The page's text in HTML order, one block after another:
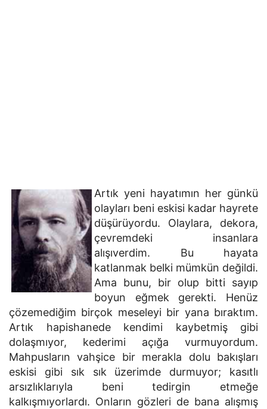
Artık yeni hayatımın her günkü
olayları beni eskisi kadar hayrete
düşürüyordu. Olaylara, dekora,
çevremdeki insanlara
alışıverdim. Bu hayata
katlanmak belki mümkün değildi.
Ama bunu, bir olup bitti sayıp
boyun eğmek gerekti. Henüz
çözemediğim birçok meseleyi bir yana bıraktım.
Artık hapishanede kendimi kaybetmiş gibi
dolaşmıyor, kederimi açığa vurmuyordum.
Mahpusların vahşice bir merakla dolu bakışları
eskisi gibi sık sık üzerimde durmuyor; kasıtlı
arsızlıklarıyla beni tedirgin etmeğe
kalkışmıyorlardı. Onların gözleri de bana alışmış